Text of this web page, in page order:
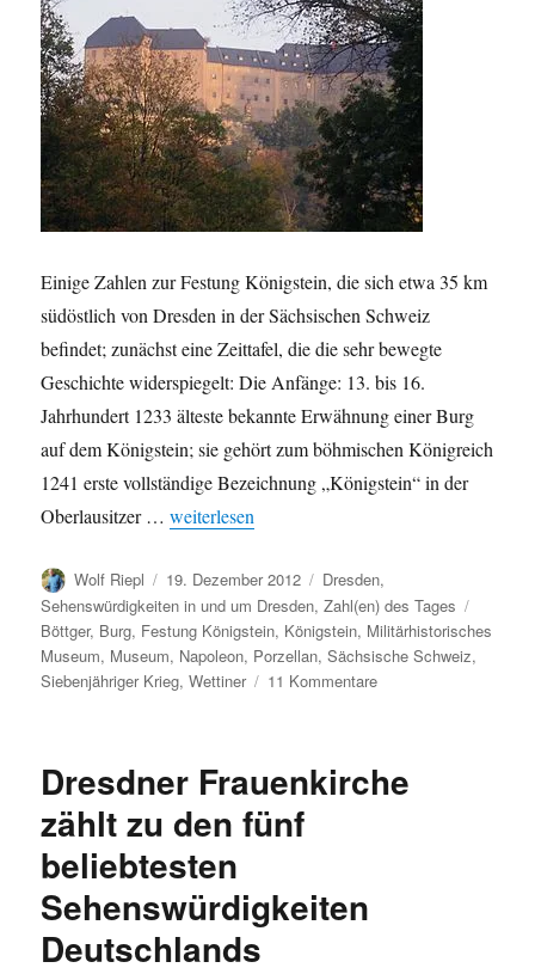
Einige Zahlen zur Festung Königstein, die sich etwa 35 km
südöstlich von Dresden in der Sächsischen Schweiz
befindet; zunächst eine Zeittafel, die die sehr bewegte
Geschichte widerspiegelt: Die Anfänge: 13. bis 16.
Jahrhundert 1233 älteste bekannte Erwähnung einer Burg
auf dem Königstein; sie gehört zum böhmischen Königreich
1241 erste vollständige Bezeichnung „Königstein“ in der
Oberlausitzer …„Festung Königstein in Zahlen“
weiterlesen
Autor
Wolf Riepl
Veröffentlicht
am
19. Dezember 2012 Kategorien
Dresden,
Sehenswürdigkeiten in und um Dresden,Zahl(en) des Tages
Böttger, Burg, Festung Königstein, Königstein, Militärhistorisches
Museum, Museum, Napoleon, Porzellan,Sächsische Schweiz,
Siebenjähriger Krieg,Wettiner 11 Kommentarezu
Zahlen
Dresdner Frauenkirche
zählt zu den fünf
beliebtesten
Sehenswürdigkeiten
Deutschlands